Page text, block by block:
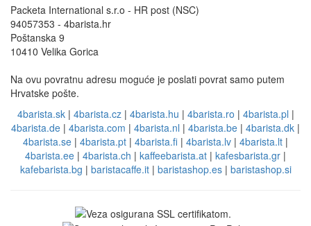
Packeta International s.r.o - HR post (NSC)
94057353 - 4barista.hr
Poštanska 9
10410 Velika Gorica
Na ovu povratnu adresu moguće je poslati povrat samo putem
Hrvatske pošte.
4barista.sk| 4barista.cz| 4barista.hu | 4barista.ro | 4barista.pl |
4barista.de | 4barista.com | 4barista.nl | 4barista.be | 4barista.dk |
4barista.se | 4barista.pt | 4barista.fi | 4barista.lv | 4barista.lt |
4barista.ee | 4barista.ch | kaffeebarista.at | kafesbarista.gr |
kafebarista.bg | baristacaffe.it| baristashop.es| baristashop.si